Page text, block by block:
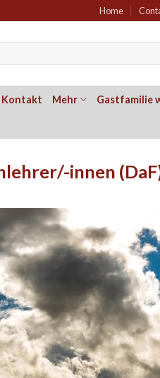
Home
Kontakt Mehr Gastfamilie
innen